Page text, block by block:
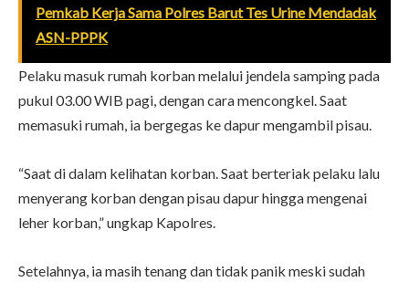
Pemkab Kerja Sama Polres Barut Tes Urine Mendadak
ASN-PPPK
Pelaku masuk rumah korban melalui jendela samping pada
pukul 03.00 WIB pagi, dengan cara mencongkel. Saat
memasuki rumah, ia bergegas ke dapur mengambil pisau.
“Saat di dalam kelihatan korban. Saat berteriak pelaku lalu
menyerang korban dengan pisau dapur hingga mengenai
leher korban,” ungkap Kapolres.
Setelahnya, ia masih tenang dan tidak panik meski sudah